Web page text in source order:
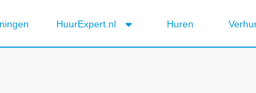
HuurExpert.nl Huren